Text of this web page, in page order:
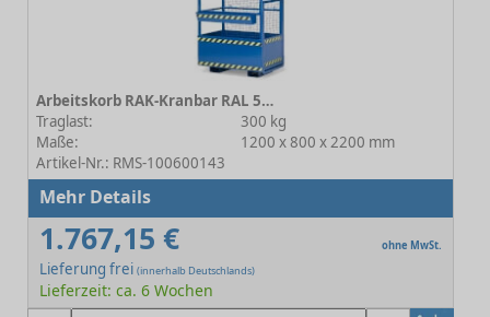
Arbeitskorb RAK-Kranbar RAL 5010 Enzianblau
Traglast:
300 kg
Maße:
1200 x 800 x 2200 mm
Artikel-Nr.: RMS-100600143
Mehr Details
1.767,15 € ohne MwSt.
Lieferung frei (innerhalb Deutschlands)
Lieferzeit: ca. 6 Wochen